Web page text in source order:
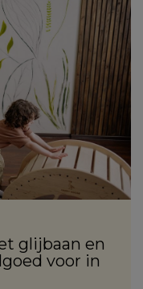
glijbaan en
voor in